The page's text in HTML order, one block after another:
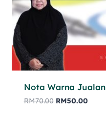
Nota Warna Jualan
RM70.00 RM50.00